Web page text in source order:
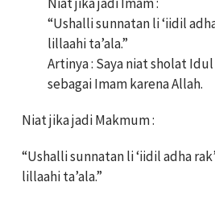
“Ushalli sunnatan li ‘iidil
lillaahi ta’ala.”
Artinya : Saya niat sholat
sebagai Imam karena Allah.
Niat jika jadi Makmum :
“Ushalli sunnatan li ‘iidil adha
lillaahi ta’ala.”